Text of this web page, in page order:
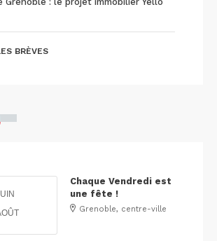
BRÈVES
Chaque Vendredi est
une fête !
Grenoble, centre-ville